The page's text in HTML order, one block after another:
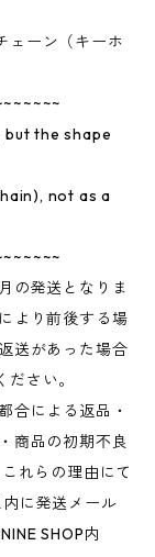
ェーン（キーホ
the shape
not as a
の発送となりま
より前後する場
送があった場合
さい。
合による返品・
商品の初期不良
れらの理由にて
に発送メール
SHOP内